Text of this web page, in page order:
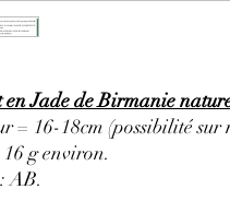
en Jade de Birmanie
= 16-18cm (possibilité sur
g environ.
AB.